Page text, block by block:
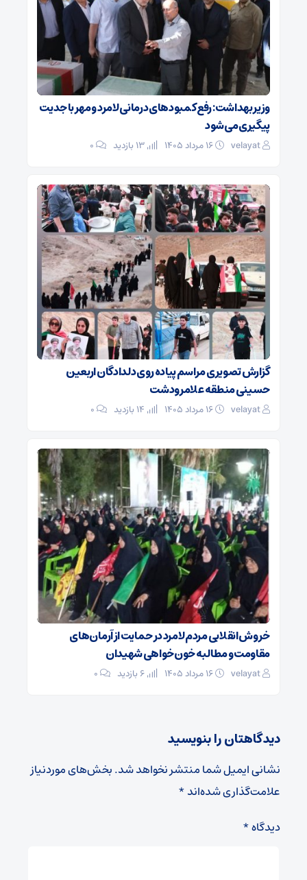
وزیر بهداشت: رفع کمبودهای درمانی لامرد و مهر با جدیت
پیگیری می‌شود
velayat ۰
گزارش تصویری مراسم پیاده روی دلدادگان اربعین
حسینی منطقه علامرودشت
velayat ۰
خروش انقلابی مردم لامرد در حمایت از آرمان‌های
مقاومت و مطالبه خون‌خواهی شهیدان
velayat ۰
دیدگاهتان را بنویسید
نشانی ایمیل شما منتشر نخواهد شد.بخش‌های موردنیاز
علامت‌گذاری شده‌اند*
دیدگاه*